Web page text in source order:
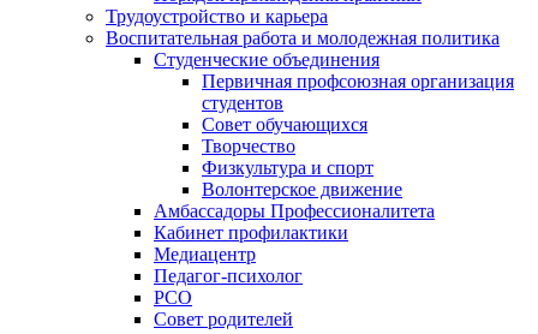
Трудоустройство и карьера
Воспитательная работа и молодежная политика
Студенческие объединения
Первичная профсоюзная организация
студентов
Совет обучающихся
Творчество
Физкультура и спорт
Волонтерское движение
Амбассадоры Профессионалитета
Кабинет профилактики
Медиацентр
Педагог-психолог
РСО
Совет родителей